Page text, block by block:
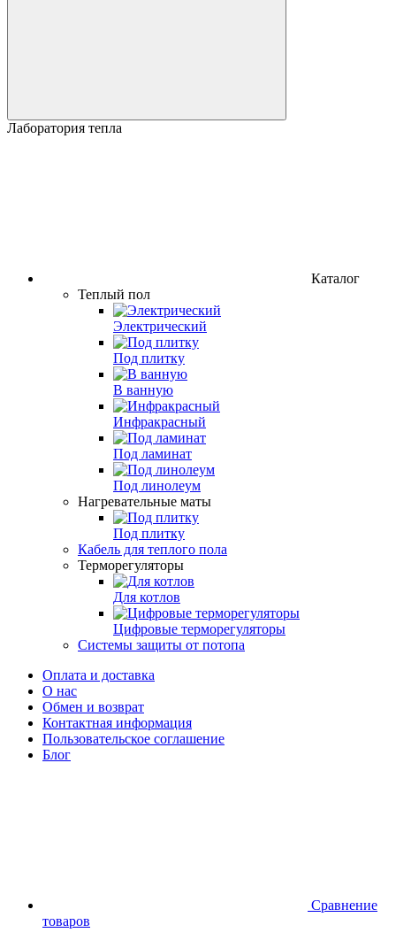
Лаборатория тепла
Каталог
Теплый пол
Электрический
Под плитку
В ванную
Инфракрасный
Под ламинат
Под линолеум
Нагревательные маты
Под плитку
Кабель для теплого пола
Терморегуляторы
Для котлов
Цифровые терморегуляторы
Системы защиты от потопа
Оплата и доставка
О нас
Обмен и возврат
Контактная информация
Пользовательское соглашение
Блог
Сравнение
товаров